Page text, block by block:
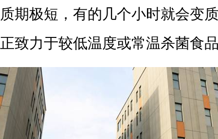
质期极短，有的几个小时就会变
正致力于较低温度或常温杀菌食